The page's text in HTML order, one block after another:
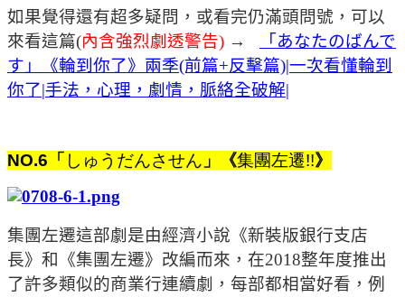
如果覺得還有超多疑問，或看完仍滿頭問號，可以
來看這篇(內含強烈劇透警告) →
「あなたのばんで
す」《輪到你了》兩季(前篇+反擊篇)|一次看懂輪到
你了|手法，心理，劇情，脈絡全破解|
NO.6 「 しゅうだんさせん 」《集團左遷!!》
集團左遷這部劇是由經濟小說《新裝版銀行支店
長》和《集團左遷》改編而來，在2018整年度推出
了許多類似的商業行連續劇，每部都相當好看，例